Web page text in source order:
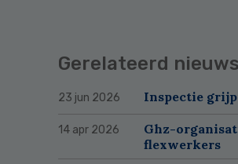
Gerelateerd nieuws
23 jun 2026 Inspectie
14 apr 2026
Ghz-
flexwerkers